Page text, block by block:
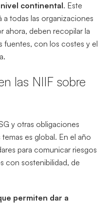
continental. Este
todas las organizaciones
ahora, deben recopilar la
fuentes, con los costes y el
las NIIF sobre
y otras obligaciones
es global. En el año
para comunicar riesgos
con sostenibilidad, de
permiten dar a